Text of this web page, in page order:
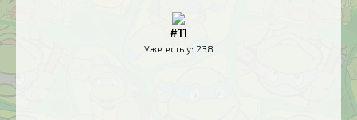
#11
Уже есть у: 238